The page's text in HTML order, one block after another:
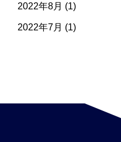
2022年8月 (1)
2022年7月 (1)